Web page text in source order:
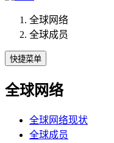
全球网络
全球成员
快捷菜单
全球网络
全球网络现状
全球成员